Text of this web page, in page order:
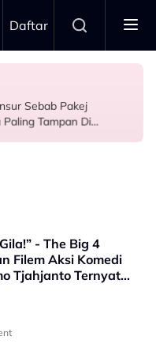
Daftar
Hidupkan Kisah
Sebab Pakej
Tampan Di
Memilih Tetapi...
Penyanyi Rock -
Buat…”
- The Big 4
Filem Aksi Komedi
Tjahjanto Ternyata